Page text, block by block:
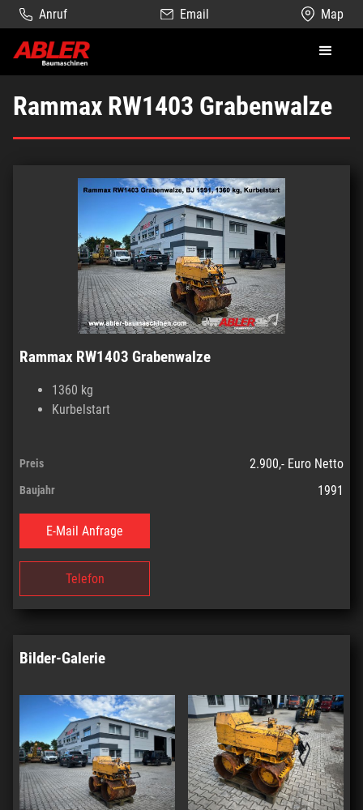
Anruf Email Map
Rammax RW1403 Grabenwalze
Rammax RW1403 Grabenwalze
1360 kg
Kurbelstart
Preis 2.900,- Euro Netto
Baujahr 1991
E-Mail Anfrage
Telefon
Bilder-Galerie